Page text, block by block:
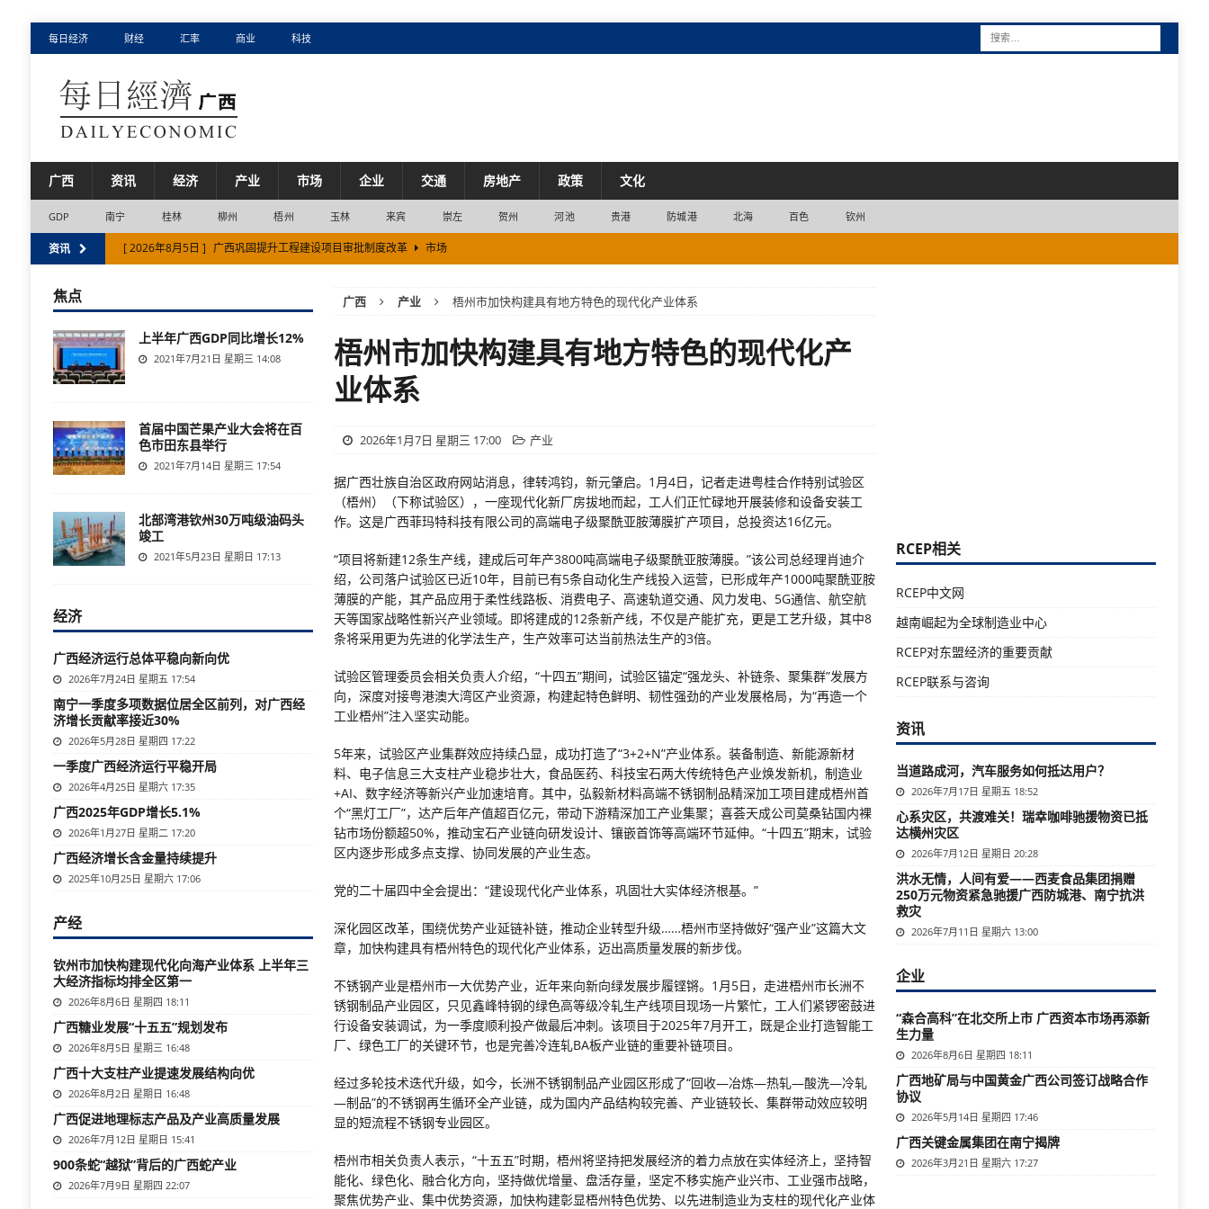
每日经济 财经 汇率 商业 科技
广西 资讯 经济 产业 市场 企业 交通 房地产 政策 文化
GDP 南宁 桂林 柳州 梧州 玉林 来宾 崇左 贺州 河池 贵港 防城港 北海 百色 钦州
资讯 [ 2026年8月5日 ] 广西巩固提升工程建设项目审批制度改革
市场
[ 2026年8月7日 ] 广西集中整治房地产市场交易乱象
市场
[ 2026年8月6日 ] 钦州市加快构建现代化向海产业体系 上半年三大经济指标均排全区第一
产业
[ 2026年8月6日 ]
“森合高科”在北交所上市 广西资本市场再添新生力量 企业
广西 产业 梧州市加快构建具有地方特色的现代化产业体系
梧州市加快构建具有地方特色的现代化产
业体系
2026年1月7日 星期三 17:00 产业
据广西壮族自治区政府网站消息，律转鸿钧，新元肇启。1月4日，记者走进粤桂合作特别试验区
（梧州）（下称试验区），一座现代化新厂房拔地而起，工人们正忙碌地开展装修和设备安装工
作。这是广西菲玛特科技有限公司的高端电子级聚酰亚胺薄膜扩产项目，总投资达16亿元。
“项目将新建12条生产线，建成后可年产3800吨高端电子级聚酰亚胺薄膜。”该公司总经理肖迪介
绍，公司落户试验区已近10年，目前已有5条自动化生产线投入运营，已形成年产1000吨聚酰亚胺
薄膜的产能，其产品应用于柔性线路板、消费电子、高速轨道交通、风力发电、5G通信、航空航
天等国家战略性新兴产业领域。即将建成的12条新产线，不仅是产能扩充，更是工艺升级，其中8
条将采用更为先进的化学法生产，生产效率可达当前热法生产的3倍。
试验区管理委员会相关负责人介绍，“十四五”期间，试验区锚定“强龙头、补链条、聚集群”发展方
向，深度对接粤港澳大湾区产业资源，构建起特色鲜明、韧性强劲的产业发展格局，为“再造一个
工业梧州”注入坚实动能。
5年来，试验区产业集群效应持续凸显，成功打造了“3+2+N”产业体系。装备制造、新能源新材
料、电子信息三大支柱产业稳步壮大，食品医药、科技宝石两大传统特色产业焕发新机，制造业
+AI、数字经济等新兴产业加速培育。其中，弘毅新材料高端不锈钢制品精深加工项目建成梧州首
个“黑灯工厂”，达产后年产值超百亿元，带动下游精深加工产业集聚；喜荟天成公司莫桑钻国内裸
钻市场份额超50%，推动宝石产业链向研发设计、镶嵌首饰等高端环节延伸。“十四五”期末，试验
区内逐步形成多点支撑、协同发展的产业生态。
党的二十届四中全会提出：“建设现代化产业体系，巩固壮大实体经济根基。”
深化园区改革，围绕优势产业延链补链，推动企业转型升级……梧州市坚持做好“强产业”这篇大文
章，加快构建具有梧州特色的现代化产业体系，迈出高质量发展的新步伐。
不锈钢产业是梧州市一大优势产业，近年来向新向绿发展步履铿锵。1月5日，走进梧州市长洲不
锈钢制品产业园区，只见鑫峰特钢的绿色高等级冷轧生产线项目现场一片繁忙，工人们紧锣密鼓进
行设备安装调试，为一季度顺利投产做最后冲刺。该项目于2025年7月开工，既是企业打造智能工
厂、绿色工厂的关键环节，也是完善冷连轧BA板产业链的重要补链项目。
经过多轮技术迭代升级，如今，长洲不锈钢制品产业园区形成了“回收—冶炼—热轧—酸洗—冷轧
—制品”的不锈钢再生循环全产业链，成为国内产品结构较完善、产业链较长、集群带动效应较明
显的短流程不锈钢专业园区。
梧州市相关负责人表示，“十五五”时期，梧州将坚持把发展经济的着力点放在实体经济上，坚持智
能化、绿色化、融合化方向，坚持做优增量、盘活存量，坚定不移实施产业兴市、工业强市战略，
聚焦优势产业、集中优势资源，加快构建彰显梧州特色优势、以先进制造业为支柱的现代化产业体
焦点
上半年广西GDP同比增长12%
2021年7月21日 星期三 14:08
首届中国芒果产业大会将在百
色市田东县举行
2021年7月14日 星期三 17:54
北部湾港钦州30万吨级油码头
竣工
2021年5月23日 星期日 17:13
经济
广西经济运行总体平稳向新向优
2026年7月24日 星期五 17:54
南宁一季度多项数据位居全区前列，对广西经
济增长贡献率接近30%
2026年5月28日 星期四 17:22
一季度广西经济运行平稳开局
2026年4月25日 星期六 17:35
广西2025年GDP增长5.1%
2026年1月27日 星期二 17:20
广西经济增长含金量持续提升
2025年10月25日 星期六 17:06
产经
钦州市加快构建现代化向海产业体系 上半年三
大经济指标均排全区第一
2026年8月6日 星期四 18:11
广西糖业发展“十五五”规划发布
2026年8月5日 星期三 16:48
广西十大支柱产业提速发展结构向优
2026年8月2日 星期日 16:48
广西促进地理标志产品及产业高质量发展
2026年7月12日 星期日 15:41
900条蛇“越狱”背后的广西蛇产业
2026年7月9日 星期四 22:07
RCEP相关
RCEP中文网
越南崛起为全球制造业中心
RCEP对东盟经济的重要贡献
RCEP联系与咨询
资讯
当道路成河，汽车服务如何抵达用户？
2026年7月17日 星期五 18:52
心系灾区，共渡难关！瑞幸咖啡驰援物资已抵
达横州灾区
2026年7月12日 星期日 20:28
洪水无情，人间有爱——西麦食品集团捐赠
250万元物资紧急驰援广西防城港、南宁抗洪
救灾
2026年7月11日 星期六 13:00
企业
“森合高科”在北交所上市 广西资本市场再添新
生力量
2026年8月6日 星期四 18:11
广西地矿局与中国黄金广西公司签订战略合作
协议
2026年5月14日 星期四 17:46
广西关键金属集团在南宁揭牌
2026年3月21日 星期六 17:27